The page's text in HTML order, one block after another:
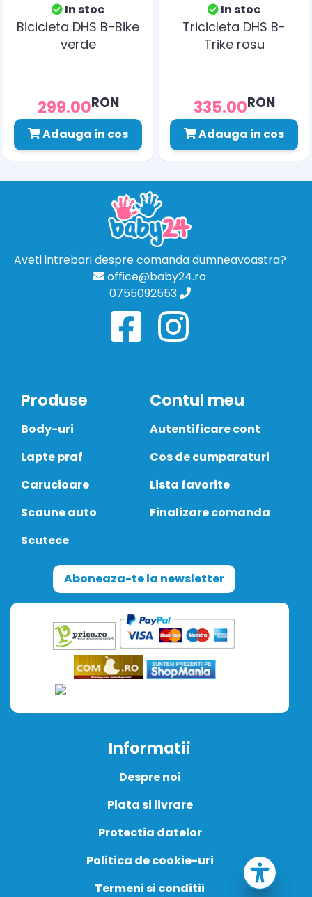
In stoc
Bicicleta DHS B-Bike
verde
299.00RON
Adauga in cos
In stoc
Tricicleta DHS B-
Trike rosu
335.00RON
Adauga in cos
Aveti intrebari despre comanda dumneavoastra?
office@baby24.ro
0755092553
Produse
Body-uri
Lapte praf
Carucioare
Scaune auto
Scutece
Contul meu
Autentificare cont
Cos de cumparaturi
Lista favorite
Finalizare comanda
Aboneaza-te la newsletter
Informatii
Despre noi
Plata si livrare
Protectia datelor
Politica de cookie-uri
Termeni si conditii